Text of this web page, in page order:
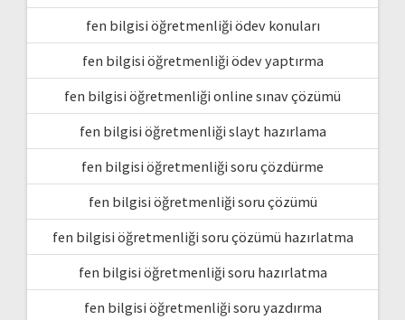
fen bilgisi öğretmenliği ödev konuları
fen bilgisi öğretmenliği ödev yaptırma
fen bilgisi öğretmenliği online sınav çözümü
fen bilgisi öğretmenliği slayt hazırlama
fen bilgisi öğretmenliği soru çözdürme
fen bilgisi öğretmenliği soru çözümü
fen bilgisi öğretmenliği soru çözümü hazırlatma
fen bilgisi öğretmenliği soru hazırlatma
fen bilgisi öğretmenliği soru yazdırma